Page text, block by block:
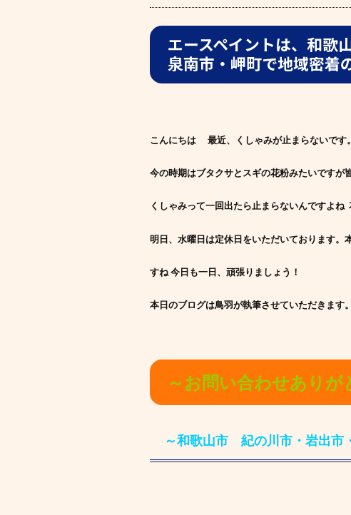
エースペイントは、和歌
泉南市・岬町で地域密着
こんにちは 最近、くしゃみが止まらないです
今の時期はブタクサとスギの花粉みたいですが
くしゃみって一回出たら止まらないんですよね
明日、水曜日は定休日をいただいております。
すね 今日も一日、頑張りましょう！
本日のブログは鳥羽が執筆させていただきます。
～お問い合わせあり
～和歌山市 紀の川市・岩出